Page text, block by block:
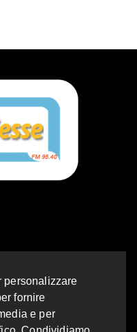
personalizzare
fornire
e per